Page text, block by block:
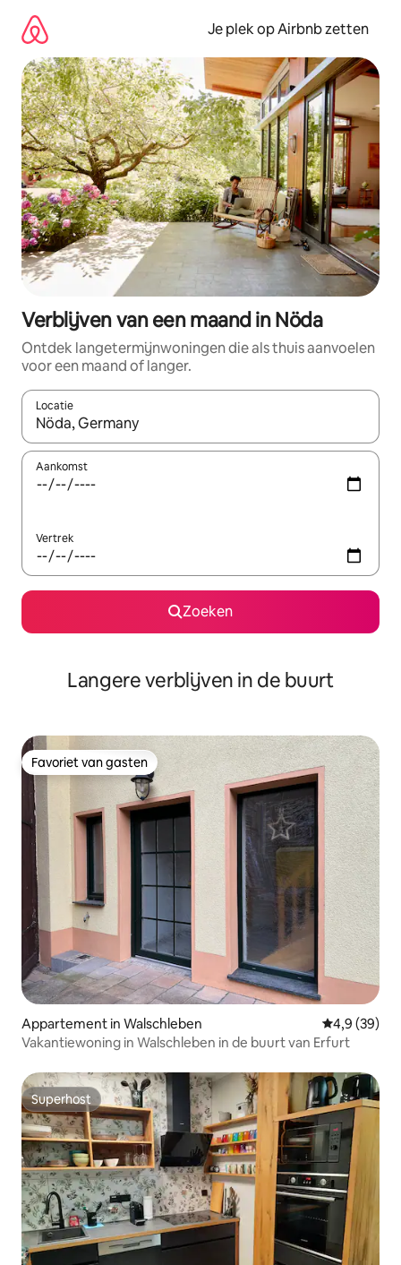
direct
naar
inhoud
Je plek op Airbnb zetten
Verblijven van een maand in Nöda
Ontdek langetermijnwoningen die als thuis aanvoelen
voor een maand of langer.
Locatie
Wanneer er resultaten beschikbaar zijn, maak je een keuze
Aankomst
Vertrek
Zoeken
Langere verblijven in de buurt
Favoriet van gasten
Favoriet van gasten
Appartement in Walschleben Gemiddelde
4,9 (39)
Vakantiewoning in Walschleben in de buurt van Erfurt
Superhost
Superhost